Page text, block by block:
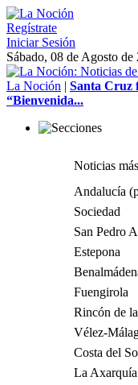
Regístrate
Iniciar Sesión
Sábado, 08 de Agosto
La Noción | Santa Cruz
“Bienvenida...
Noticias
Andalucía
Sociedad
San Pedro
Estepona
Fuengirola
Rincón de
Vélez-
Costa del
La Axarquía